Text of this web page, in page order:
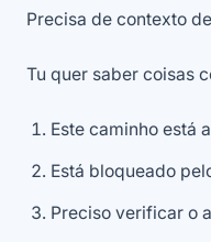
Precisa de contexto
Tu quer saber coisas
Este caminho está
Está bloqueado
Preciso verificar o